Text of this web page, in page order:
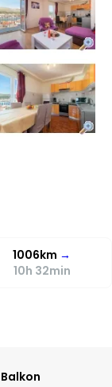
1006km →
10h 32min
Balkon